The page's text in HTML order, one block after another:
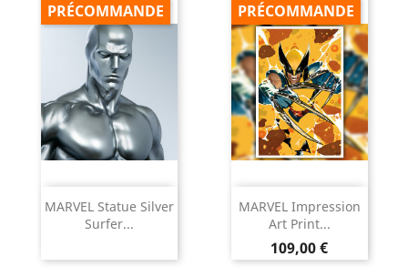
MARVEL Statue Silver
Surfer...
PRÉCOMMANDE
MARVEL Impression
Art Print...
Prix
109,00 €
PRÉCOMMANDE